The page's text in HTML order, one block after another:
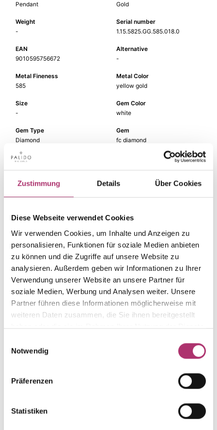
Zustimmung Details Über Cookies
Diese Webseite verwendet Cookies
Wir verwenden Cookies, um Inhalte und Anzeigen zu
personalisieren, Funktionen für soziale Medien anbieten
zu können und die Zugriffe auf unsere Website zu
analysieren. Außerdem geben wir Informationen zu Ihrer
Verwendung unserer Website an unsere Partner für
soziale Medien, Werbung und Analysen weiter. Unsere
Partner führen diese Informationen möglicherweise mit
weiteren Daten zusammen, die Sie ihnen bereitgestellt
haben oder die sie im Rahmen Ihrer Nutzung der Dienste
Notwendig
Präferenzen
Statistiken
Pendant
Gold
Weight
-
Serial number
1.15.5825.GG.585.018.0
EAN
9010595756672
Alternative
-
Metal Fineness
585
Metal Color
yellow gold
Size
-
Gem Color
white
Gem Type
Diamond
Gem
fc diamond
The matching pieces
from this collection.
Out of stock
Stud Earrings · K11236G
First Love · Ear Jewelry · 14k Yellow Gold · Brilliant
0.06ct H/P
First Love · Ring · 14k White Gold · Brilliant 0.04ct
H/P
First Love · Ring · Yellow gold 585 · Brilliant 0.04ct